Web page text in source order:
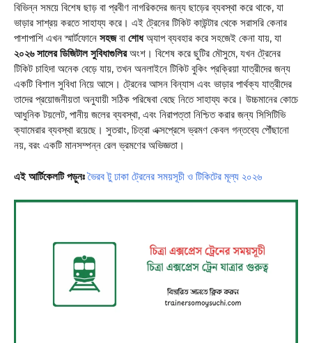
বিভিন্ন সময়ে বিশেষ ছাড় বা প্রবীণ নাগরিকদের জন্য ছাড়ের ব্যবস্থা করে থাকে, যা
ভাড়ার সাশ্রয় করতে সাহায্য করে। এই ট্রেনের টিকিট কাউন্টার থেকে সরাসরি কেনার
পাশাপাশি এখন স্মার্টফোনে সহজবা শোধঅ্যাপ ব্যবহার করে সহজেই কেনা যায়, যা
২০২৬ সালের ডিজিটাল সুবিধাগুলিরঅংশ। বিশেষ করে ছুটির মৌসুমে, যখন ট্রেনের
টিকিট চাহিদা অনেক বেড়ে যায়, তখন অনলাইনে টিকিট বুকিং প্রক্রিয়া যাত্রীদের জন্য
একটি বিশাল সুবিধা নিয়ে আসে। ট্রেনের আসন বিন্যাস এবং ভাড়ার পার্থক্য যাত্রীদের
তাদের প্রয়োজনীয়তা অনুযায়ী সঠিক পরিষেবা বেছে নিতে সাহায্য করে। উচ্চমানের কোচে
আধুনিক টয়লেট, পানীয় জলের ব্যবস্থা, এবং নিরাপত্তা নিশ্চিত করার জন্য সিসিটিভি
ক্যামেরার ব্যবস্থা রয়েছে। সুতরাং, চিত্রা এক্সপ্রেসে ভ্রমণ কেবল গন্তব্যে পৌঁছানো
নয়, বরং একটি মানসম্পন্ন রেল ভ্রমণের অভিজ্ঞতা।
এই আর্টিকেলটি পড়ুনঃভৈরব টু ঢাকা ট্রেনের সময়সূচী ও টিকিটের মূল্য ২০২৬